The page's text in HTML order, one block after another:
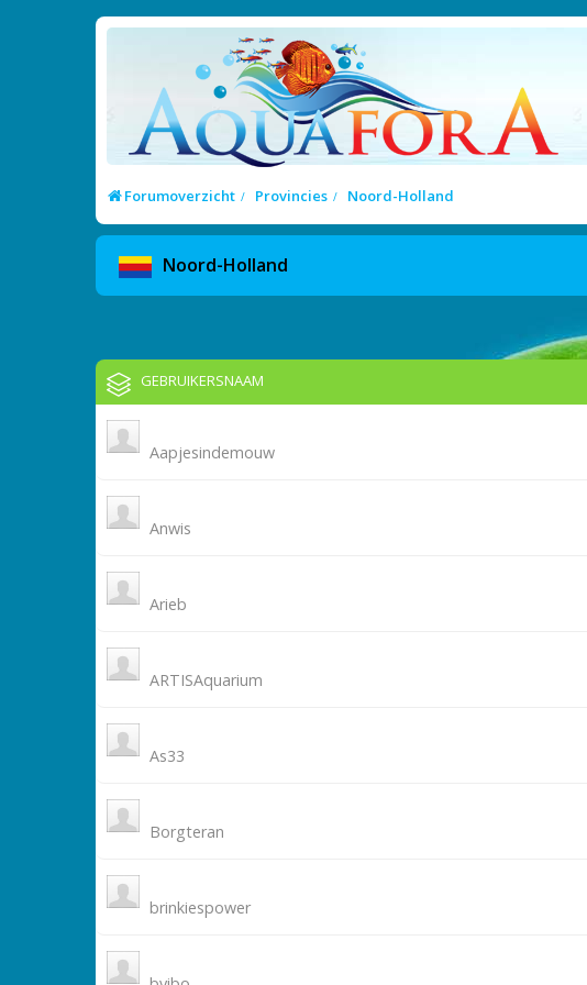
Forumoverzicht Provincies Noord-Holland
Noord-Holland
GEBRUIKERSNAAM
Aapjesindemouw
Anwis
Arieb
ARTISAquarium
As33
Borgteran
brinkiespower